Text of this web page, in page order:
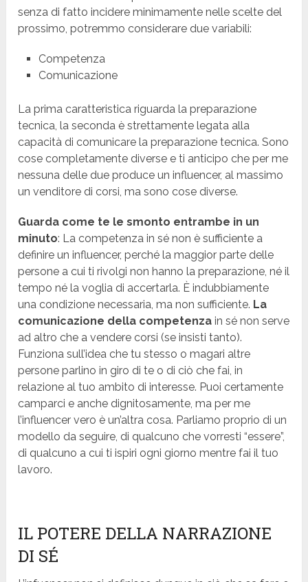
senza di fatto incidere minimamente nelle scelte del
prossimo, potremmo considerare due variabili:
Competenza
Comunicazione
La prima caratteristica riguarda la preparazione
tecnica, la seconda è strettamente legata alla
capacità di comunicare la preparazione tecnica. Sono
cose completamente diverse e ti anticipo che per me
nessuna delle due produce un influencer, al massimo
un venditore di corsi, ma sono cose diverse.
Guarda come te le smonto entrambe in un
minuto: La competenza in sé non è sufficiente a
definire un influencer, perché la maggior parte delle
persone a cui ti rivolgi non hanno la preparazione, né il
tempo né la voglia di accertarla. È indubbiamente
una condizione necessaria, ma non sufficiente. La
comunicazione della competenza in sé non serve
ad altro che a vendere corsi (se insisti tanto).
Funziona sull’idea che tu stesso o magari altre
persone parlino in giro di te o di ciò che fai, in
relazione al tuo ambito di interesse. Puoi certamente
camparci e anche dignitosamente, ma per me
l’influencer vero è un’altra cosa. Parliamo proprio di un
modello da seguire, di qualcuno che vorresti “essere”,
di qualcuno a cui ti ispiri ogni giorno mentre fai il tuo
lavoro.
IL POTERE DELLA NARRAZIONE
DI SÉ